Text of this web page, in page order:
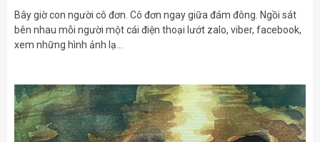
Bây giờ con người cô đơn. Cô đơn ngay giữa đám đông. Ngồi sát
bên nhau mỗi người một cái điện thoại lướt zalo, viber, facebook,
xem những hình ảnh lạ…